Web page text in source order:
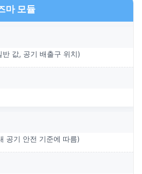
마 모듈
값, 공기 배출구 위치)
공기 안전 기준에 따름)